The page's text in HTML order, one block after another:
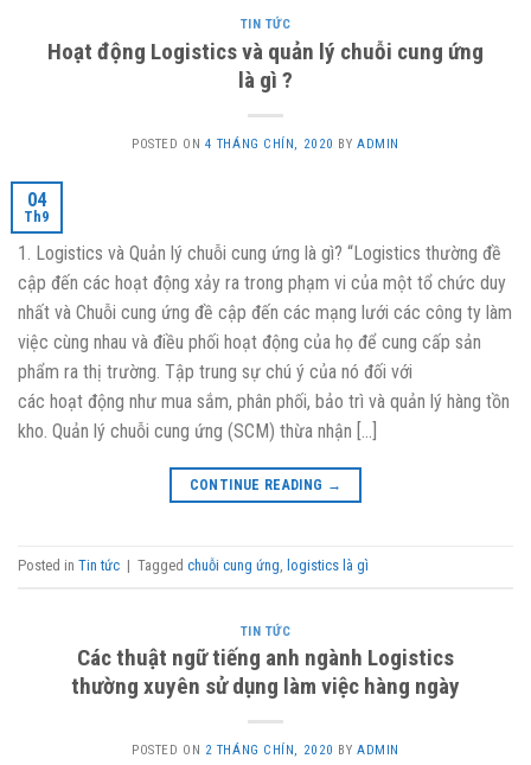
TIN TỨC
Hoạt động Logistics và quản lý chuỗi cung ứng
là gì ?
POSTED ON 4 THÁNG CHÍN, 2020 BYADMIN
04
Th9
1. Logistics và Quản lý chuỗi cung ứng là gì? “Logistics thường đề
cập đến các hoạt động xảy ra trong phạm vi của một tổ chức duy
nhất và Chuỗi cung ứng đề cập đến các mạng lưới các công ty làm
việc cùng nhau và điều phối hoạt động của họ để cung cấp sản
phẩm ra thị trường. Tập trung sự chú ý của nó đối với
các hoạt động như mua sắm, phân phối, bảo trì và quản lý hàng tồn
kho. Quản lý chuỗi cung ứng (SCM) thừa nhận […]
CONTINUE READING →
Posted in Tin tức | Tagged chuỗi cung ứng logistics là gì
TIN TỨC
Các thuật ngữ tiếng anh ngành Logistics
thường xuyên sử dụng làm việc hàng ngày
POSTED ON 2 THÁNG CHÍN, 2020 BYADMIN